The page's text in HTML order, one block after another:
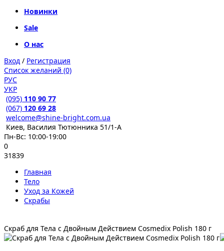
Новинки
Sale
О нас
Вход / Регистрация
Список желаний (0)
РУС
УКР
(095) 110 90 77
(067) 120 69 28
welcome@shine-bright.com.ua
Киев, Василия Тютюнника 51/1-А
Пн-Вс: 10:00-19:00
0
31839
Главная
Тело
Уход за Кожей
Скрабы
Скраб для Тела с Двойным Действием Cosmedix Polish 180 г